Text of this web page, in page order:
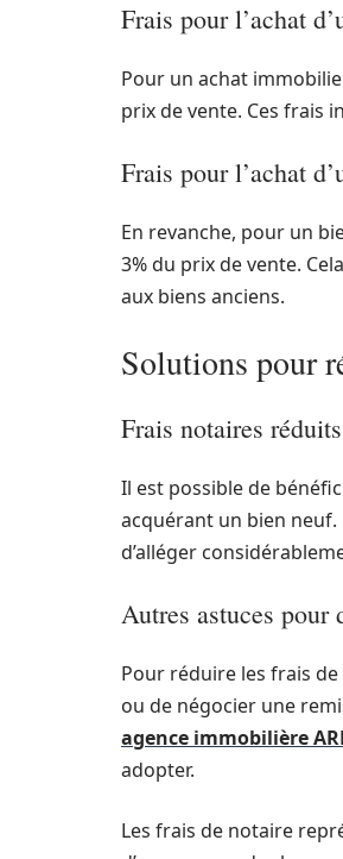
Frais pour l’achat
Pour un achat
prix de vente. Ces frais
Frais pour l’achat
En revanche, pour un
3% du prix de vente.
aux biens anciens.
Solutions pour
Frais notaires
Il est possible de
acquérant un bien
d’alléger
Autres astuces
Pour réduire les frais
ou de négocier une
agence immobilière
adopter.
Les frais de notaire